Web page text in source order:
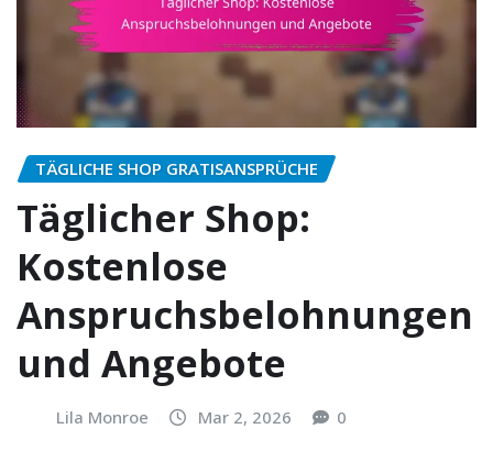
TÄGLICHE SHOP GRATISANSPRÜCHE
Täglicher Shop:
Kostenlose
Anspruchsbelohnungen
und Angebote
Lila Monroe Mar 2, 2026 0